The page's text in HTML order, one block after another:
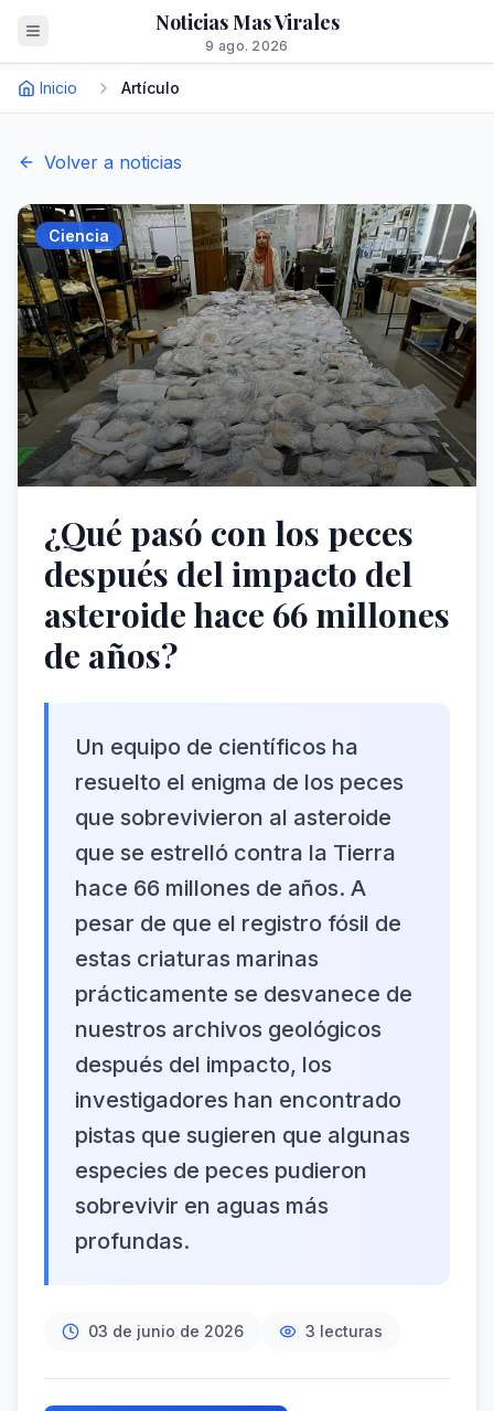
Noticias Mas Virales
9 ago. 2026
Inicio Artículo
Volver a noticias
Ciencia
¿Qué pasó con los peces
después del impacto del
asteroide hace 66 millones
de años?
Un equipo de científicos ha
resuelto el enigma de los peces
que sobrevivieron al asteroide
que se estrelló contra la Tierra
hace 66 millones de años. A
pesar de que el registro fósil de
estas criaturas marinas
prácticamente se desvanece de
nuestros archivos geológicos
después del impacto, los
investigadores han encontrado
pistas que sugieren que algunas
especies de peces pudieron
sobrevivir en aguas más
profundas.
03 de junio de 2026 3 lecturas